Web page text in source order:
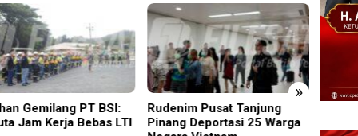
»
Pusat Tanjung
Deportasi 25 Warga
Empat Proyek Desa Rea
Diduga Belum Terealisasi